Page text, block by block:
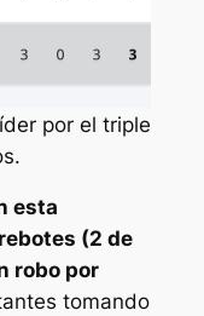
por el triple
esta
(2 de
robo por
tomando